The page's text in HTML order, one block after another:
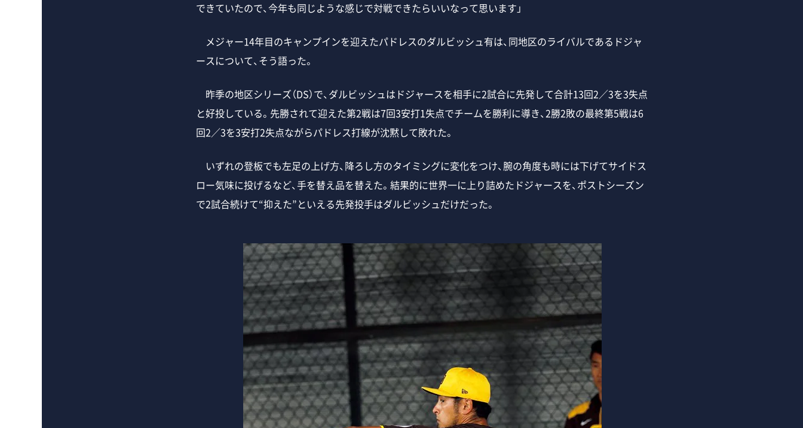
できていたので、今年も同じような感じで対戦できたらいいなって思います」
メジャー14年目のキャンプインを迎えたパドレスのダルビッシュ有は、同地区のライバルであるドジャ
ースについて、そう語った。
昨季の地区シリーズ（DS）で、ダルビッシュはドジャースを相手に2試合に先発して合計13回2／3を3失点
と好投している。先勝されて迎えた第2戦は7回3安打1失点でチームを勝利に導き、2勝2敗の最終第5戦は6
回2／3を3安打2失点ながらパドレス打線が沈黙して敗れた。
いずれの登板でも左足の上げ方、降ろし方のタイミングに変化をつけ、腕の角度も時には下げてサイドス
ロー気味に投げるなど、手を替え品を替えた。結果的に世界一に上り詰めたドジャースを、ポストシーズン
で2試合続けて“抑えた”といえる先発投手はダルビッシュだけだった。